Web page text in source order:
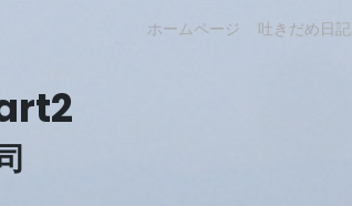
ホームページ 吐きだめ日記